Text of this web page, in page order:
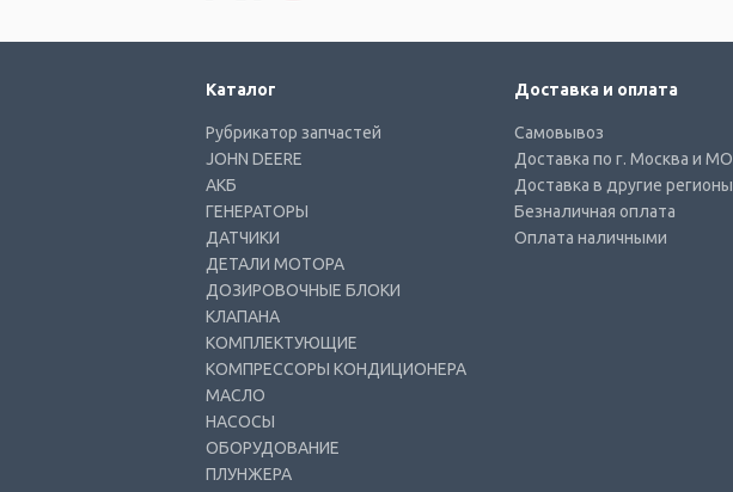
Каталог
Рубрикатор запчастей
JOHN DEERE
АКБ
ГЕНЕРАТОРЫ
ДАТЧИКИ
ДЕТАЛИ МОТОРА
ДОЗИРОВОЧНЫЕ БЛОКИ
КЛАПАНА
КОМПЛЕКТУЮЩИЕ
КОМПРЕССОРЫ КОНДИЦИОНЕРА
МАСЛО
НАСОСЫ
ОБОРУДОВАНИЕ
ПЛУНЖЕРА
Доставка и оплата
Самовывоз
Доставка по г. Москва и МО
Доставка в другие регионы
Безналичная оплата
Оплата наличными